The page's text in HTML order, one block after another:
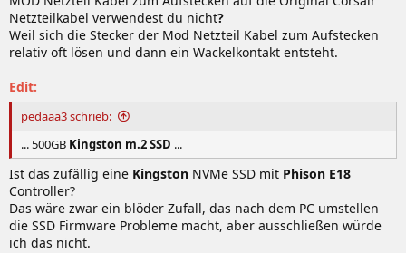
Netzteilkabel verwendest du nicht?
Weil sich die Stecker der Mod Netzteil Kabel zum Aufstecken
relativ oft lösen und dann ein Wackelkontakt entsteht.
Edit:
pedaaa3 schrieb:
... 500GB Kingston m.2 SSD ...
Ist das zufällig eine Kingston NVMe SSD mit Phison E18
Controller?
Das wäre zwar ein blöder Zufall, das nach dem PC umstellen
die SSD Firmware Probleme macht, aber ausschließen würde
ich das nicht.